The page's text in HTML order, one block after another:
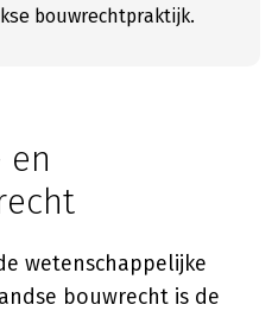
bouwrechtpraktijk.
en
wetenschappelijke
bouwrecht is de